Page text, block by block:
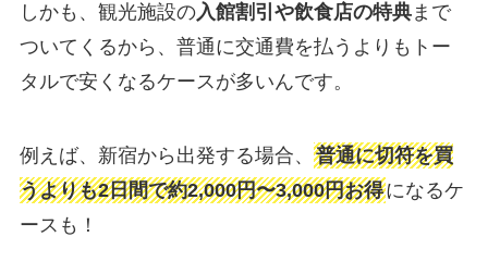
しかも、観光施設の入館割引や飲食店の特典まで
ついてくるから、普通に交通費を払うよりもトー
タルで安くなるケースが多いんです。
例えば、新宿から出発する場合、 普通に切符を買
うよりも2日間で約2,000円〜3,000円お得になるケ
ースも！